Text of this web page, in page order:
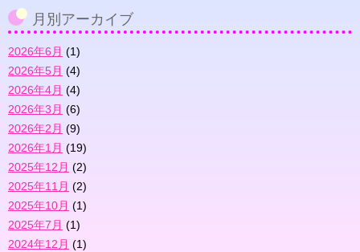
ゴ
リ
月別アーカイブ
2026年6月 (1)
2026年5月 (4)
2026年4月 (4)
2026年3月 (6)
2026年2月 (9)
2026年1月 (19)
2025年12月 (2)
2025年11月 (2)
2025年10月 (1)
2025年7月 (1)
2024年12月 (1)